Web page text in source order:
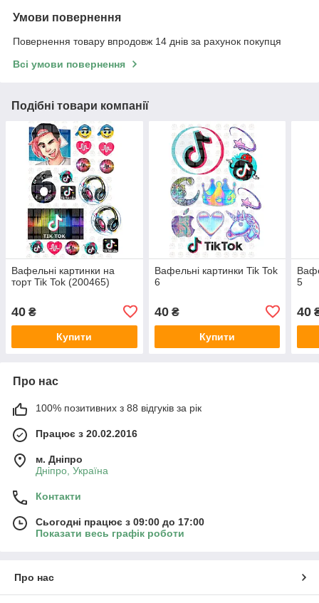
Умови повернення
Повернення товару впродовж 14 днів за рахунок покупця
Всі умови повернення
Подібні товари компанії
Вафельні картинки на
торт Tik Tok (200465)
40 ₴
Купити
Вафельні картинки Tik Tok
6
40₴
Купити
5
40
Про нас
100% позитивних з 88 відгуків за рік
Працює з 20.02.2016
м. Дніпро
Дніпро, Україна
Контакти
Сьогодні працює з 09:00 до 17:00
Показати весь графік роботи
Про нас